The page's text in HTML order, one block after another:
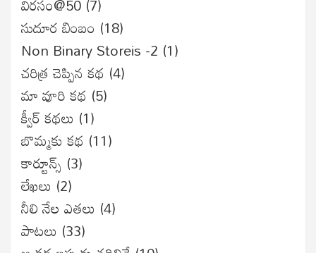
సుదూర బింబం (18)
Non Binary Storeis -2 (1)
చరిత్ర చెప్పిన కథ (4)
మా వూరి కథ (5)
క్వీర్ కథలు (1)
బొమ్మకు కథ (11)
కార్టూన్స్ (3)
లేఖలు (2)
నీలి నేల ఎతలు (4)
పాటలు (33)